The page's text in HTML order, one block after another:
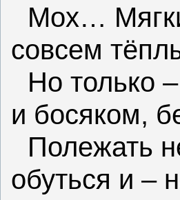
Мох…
совсем
Но только
и босяком,
Полежать
обуться и –